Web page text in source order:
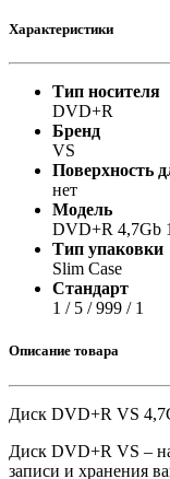
Характеристики
Тип носителя
DVD+R
Бренд
VS
Поверхность
нет
Модель
DVD+R 4,7Gb
Тип упаковки
Slim Case
Стандарт
1 / 5 / 999 / 1
Описание товара
Диск DVD+R VS
Диск DVD+R VS –
записи и хранения